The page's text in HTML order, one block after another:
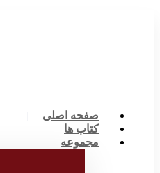
صفحه اصلی
کتاب ها
مجموعه